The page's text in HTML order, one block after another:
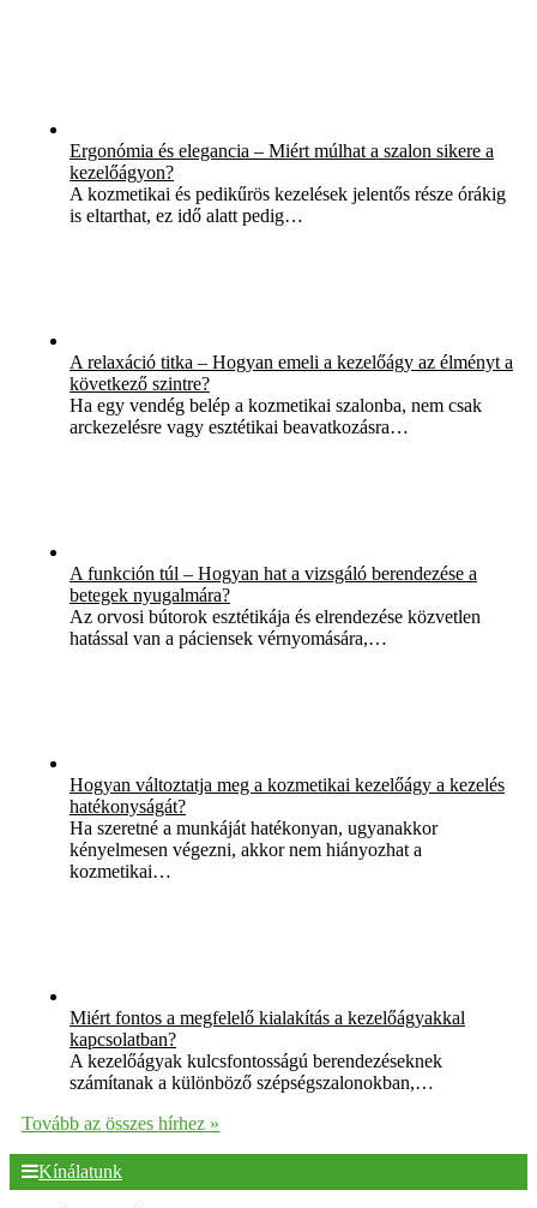
Ergonómia és elegancia – Miért múlhat a szalon sikere a
kezelőágyon?
A kozmetikai és pedikűrös kezelések jelentős része órákig
is eltarthat, ez idő alatt pedig…
A relaxáció titka – Hogyan emeli a kezelőágy az élményt a
következő szintre?
Ha egy vendég belép a kozmetikai szalonba, nem csak
arckezelésre vagy esztétikai beavatkozásra…
A funkción túl – Hogyan hat a vizsgáló berendezése a
betegek nyugalmára?
Az orvosi bútorok esztétikája és elrendezése közvetlen
hatással van a páciensek vérnyomására,…
Hogyan változtatja meg a kozmetikai kezelőágy a kezelés
hatékonyságát?
Ha szeretné a munkáját hatékonyan, ugyanakkor
kényelmesen végezni, akkor nem hiányozhat a
kozmetikai…
Miért fontos a megfelelő kialakítás a kezelőágyakkal
kapcsolatban?
A kezelőágyak kulcsfontosságú berendezéseknek
számítanak a különböző szépségszalonokban,…
Tovább az összes hírhez »
Kínálatunk